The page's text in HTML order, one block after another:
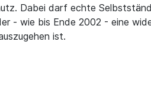
Dabei darf echte
- wie bis Ende 2002 - eine
ist.